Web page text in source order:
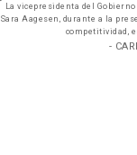
La vicepresidenta del
Sara Aagesen, durante a la
competitividad,
-